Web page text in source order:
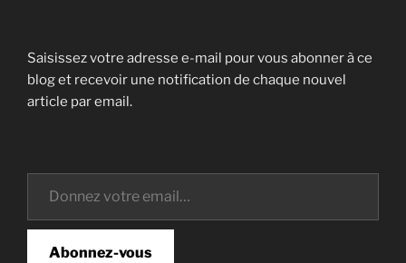
Saisissez votre adresse e-mail pour vous abonner à ce
blog et recevoir une notification de chaque nouvel
article par email.
Donnez votre email…
Abonnez-vous